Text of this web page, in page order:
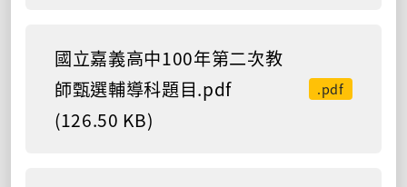
國立嘉義高中100年第二次教
師甄選輔導科題目.pdf
(126.50 KB)
.pdf